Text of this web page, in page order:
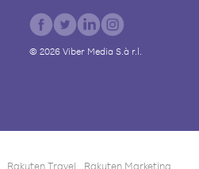
© 2026Viber Media S.à r.l.
Rakuten Travel Rakuten Marketing